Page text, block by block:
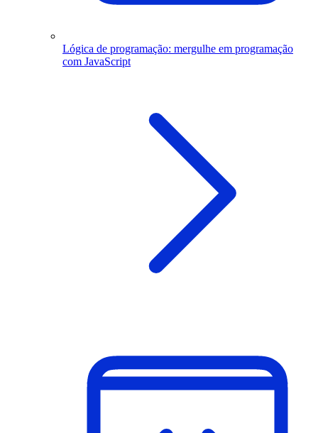
Lógica de programação: mergulhe em programação
com JavaScript